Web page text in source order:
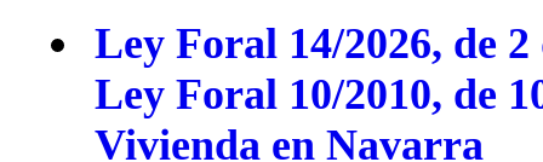
Ley Foral 14/2026, de
Ley Foral 10/2010, de
Vivienda en Navarra